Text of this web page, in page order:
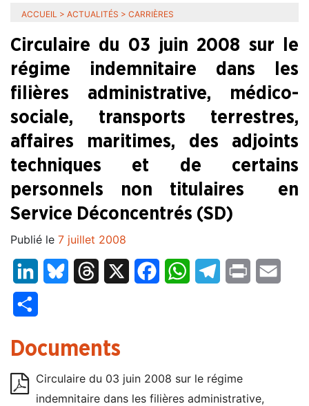
ACCUEIL > ACTUALITÉS > CARRIÈRES
Circulaire du 03 juin 2008 sur le
régime indemnitaire dans les
filières administrative, médico-
sociale, transports terrestres,
affaires maritimes, des adjoints
techniques et de certains
personnels non titulaires en
Service Déconcentrés (SD)
Publié le 7 juillet 2008
LinkedInBluesky Threads FacebookWhatsAppTelegram
Print
Documents
Circulaire du 03 juin 2008 sur le régime
indemnitaire dans les filières administrative,